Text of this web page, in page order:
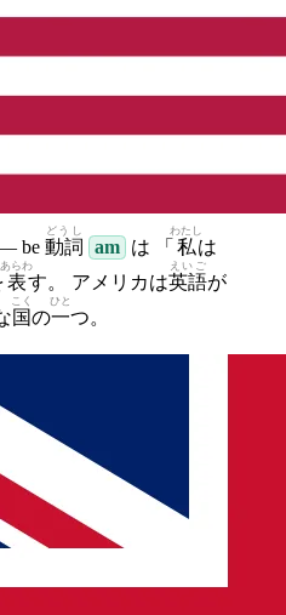
be 動詞
どうし
am は 「 私
わたし
は
表
あらわ
す。 アメリカは英語
えいご
が
国
こく
の一
ひと
つ。